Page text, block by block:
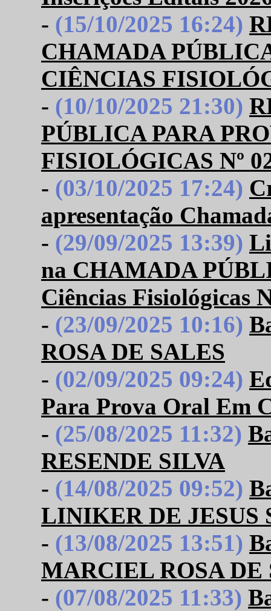
- (15/10/2025 16:24)
CHAMADA
CIÊNCIAS
- (10/10/2025 21:30)
PÚBLICA PARA
FISIOLÓGICAS Nº
- (03/10/2025 17:24)
apresentação
- (29/09/2025 13:39)
na CHAMADA
Ciências Fisiológicas
- (23/09/2025 10:16)
ROSA DE SALES
- (02/09/2025 09:24)
Para Prova Oral Em
- (25/08/2025 11:32)
RESENDE SILVA
- (14/08/2025 09:52)
LINIKER DE JESUS
- (13/08/2025 13:51)
MARCIEL ROSA DE
- (07/08/2025 11:33)